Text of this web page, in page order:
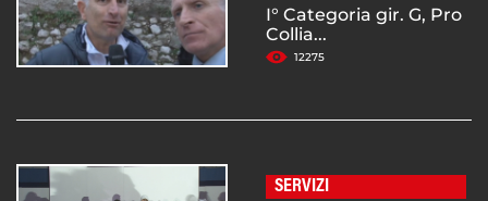
I° Categoria gir. G, Pro
Collia...
12275
SERVIZI